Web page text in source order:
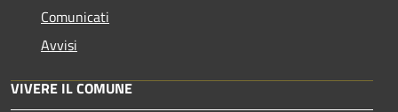
Comunicati
Avvisi
VIVERE IL COMUNE